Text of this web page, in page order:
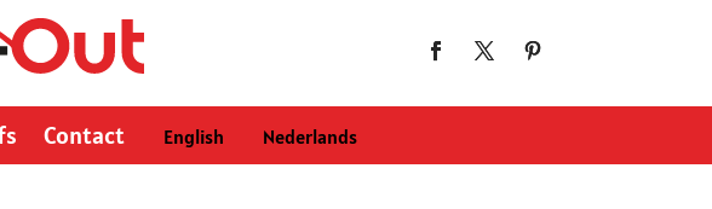
Contact English Nederlands